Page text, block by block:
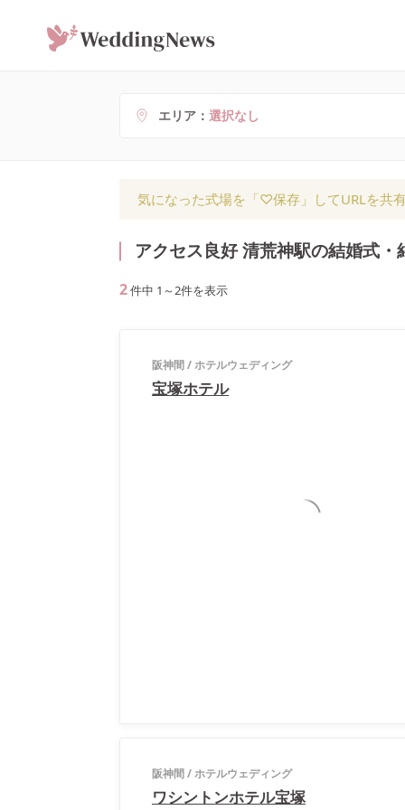
エリア 選択なし
気になった式場を「♡保存」してURLを共
アクセス良好 清荒神駅の結婚式・
2件中 1 ～2件を表示
阪神間/ホテルウェディング
宝塚ホテル
阪神間/ホテルウェディング
ワシントンホテル宝塚